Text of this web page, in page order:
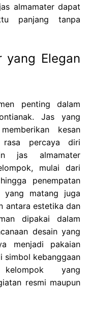
almamater dapat
panjang tanpa
yang Elegan
penting dalam
Jas yang
kesan
rasa percaya diri
jas almamater
mulai dari
penempatan
yang matang juga
antara estetika dan
dipakai dalam
desain yang
menjadi pakaian
simbol kebanggaan
yang
resmi maupun